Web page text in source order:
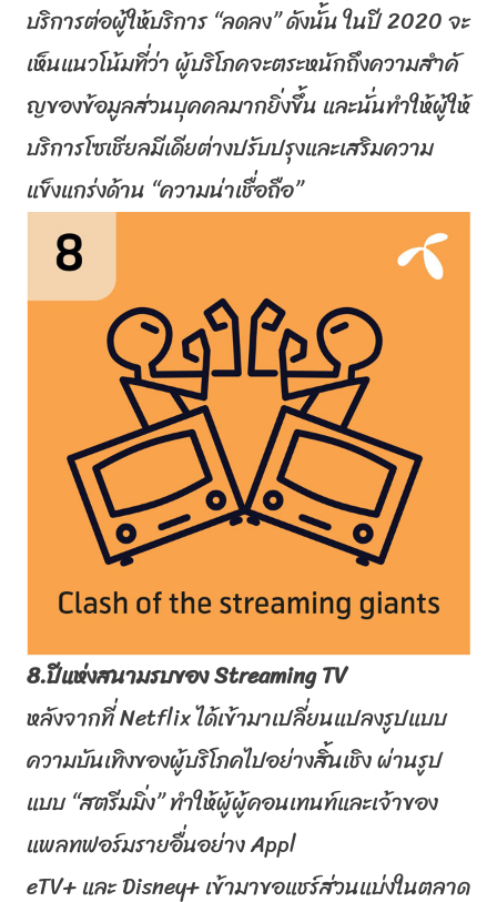
บริการต่อผู้ให้บริการ “ลดลง” ดังนั้น ในปี 2020 จะ
เห็นแนวโน้มที่ว่า ผู้บริโภคจะตระหนักถึงความสำคั
ญของข้อมูลส่วนบุคคลมากยิ่งขึ้น และนั่นทำให้ผู้ให้
บริการโซเชียลมีเดียต่างปรับปรุงและเสริมความ
แข็งแกร่งด้าน “ความน่าเชื่อถือ”
8.ปีแห่งสนามรบของStreaming TV
หลังจากที่Netflixได้เข้ามาเปลี่ยนแปลงรูปแบบ
ความบันเทิงของผู้บริโภคไปอย่างสิ้นเชิง ผ่านรูป
แบบ “สตรีมมิ่ง” ทำให้ผู้ผู้คอนเทนท์และเจ้าของ
แพลทฟอร์มรายอื่นอย่างAppl
eTV+และDisney+เข้ามาขอแชร์ส่วนแบ่งในตลาด